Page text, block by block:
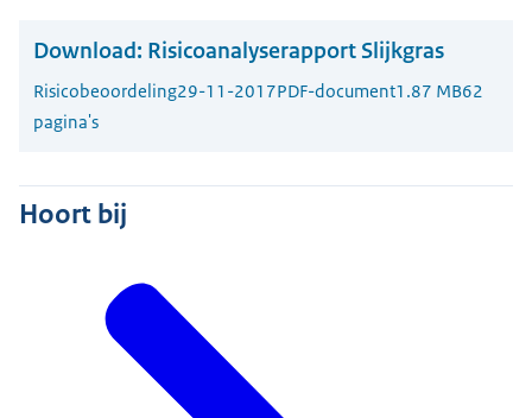
Download: Risicoanalyserapport Slijkgras
Risicobeoordeling29-11-2017PDF-document1.87 MB62
pagina's
Hoort bij